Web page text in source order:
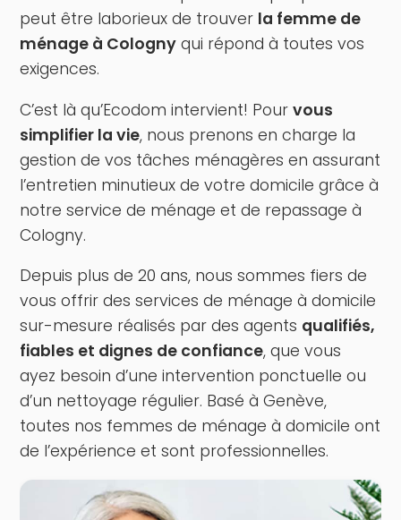
peut être laborieux de trouver la femme de
ménage à Cologny qui répond à toutes vos
exigences.
C’est là qu’Ecodom intervient! Pourvous
simplifier la vie, nous prenons en charge la
gestion de vos tâches ménagères en assurant
l’entretien minutieux de votre domicile grâce à
notre service de ménage et de repassage à
Cologny.
Depuis plus de 20 ans, nous sommes fiers de
vous offrir des services de ménage à domicile
sur-mesure réalisés par des agents qualifiés,
fiables et dignes de confiance, que vous
ayez besoin d’une intervention ponctuelle ou
d’un nettoyage régulier. Basé à Genève,
toutes nos femmes de ménage à domicile ont
de l’expérience et sont professionnelles.